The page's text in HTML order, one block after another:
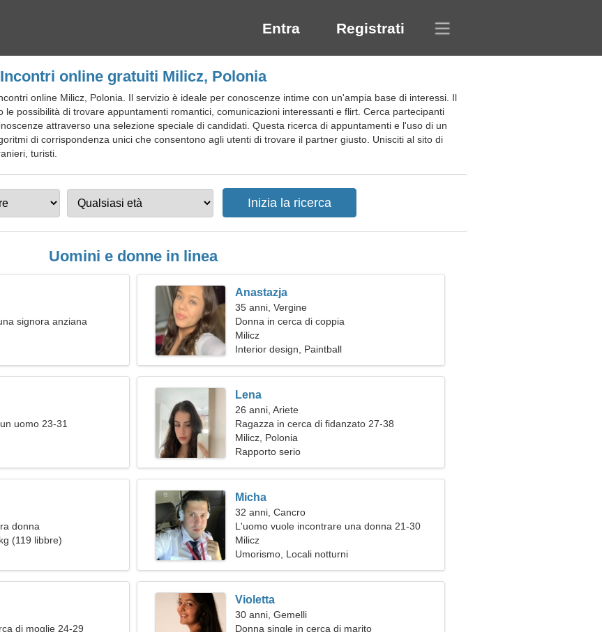
Entra Registrati
Incontri online gratuiti Milicz, Polonia
online Milicz, Polonia. Il servizio è ideale per conoscenze intime con un'ampia base di interessi. Il
possibilità di trovare appuntamenti romantici, comunicazioni interessanti e flirt. Cerca partecipanti
attraverso una selezione speciale di candidati. Questa ricerca di appuntamenti e l'uso di un
di corrispondenza unici che consentono agli utenti di trovare il partner giusto. Unisciti al sito di
turisti.
Uomini e donne in linea
signora anziana
Anastazja
35 anni, Vergine
Donna in cerca di coppia
Milicz
Interior design, Paintball
uomo 23-31
Lena
26 anni, Ariete
Ragazza in cerca di fidanzato 27-38
Milicz, Polonia
Rapporto serio
donna
(119 libbre)
Micha
32 anni, Cancro
L'uomo vuole incontrare una donna 21-30
Milicz
Umorismo, Locali notturni
di moglie 24-29
Violetta
30 anni, Gemelli
Donna single in cerca di marito